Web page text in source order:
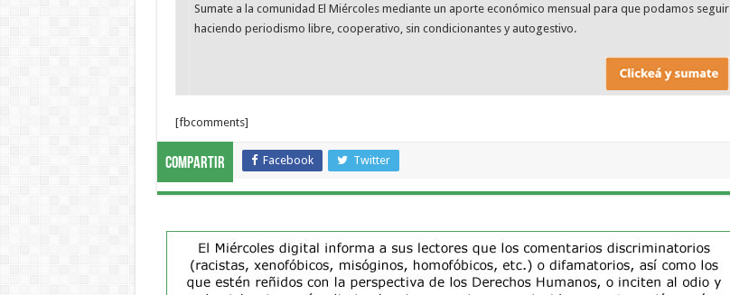
Sumate a la comunidad El Miércoles mediante un aporte económico mensual para que podamos seguir
haciendo periodismo libre, cooperativo, sin condicionantes y autogestivo.
[fbcomments]
Compartir Facebook Twitter